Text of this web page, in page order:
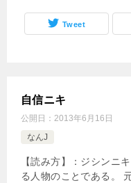
Tweet
自信ニキ
公開日： 2013年6月16日
なんJ
【読み方】：ジシンニ
る人物のことである。